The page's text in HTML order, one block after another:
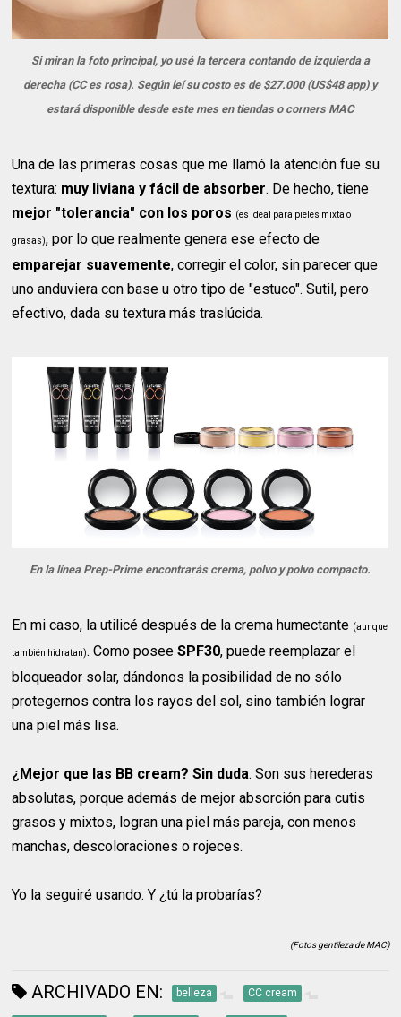
Si miran la foto principal, yo usé la tercera contando de izquierda a
derecha (CC es rosa). Según leí su costo es de $27.000 (US$48 app) y
estará disponible desde este mes en tiendas o corners MAC
Una de las primeras cosas que me llamó la atención fue su
textura: muy liviana y fácil de absorber. De hecho, tiene
mejor "tolerancia" con los poros (es ideal para pieles mixta o
grasas), por lo que realmente genera ese efecto de
emparejar suavemente, corregir el color, sin parecer que
uno anduviera con base u otro tipo de "estuco". Sutil, pero
efectivo, dada su textura más traslúcida.
En la línea Prep-Prime encontrarás crema, polvo y polvo compacto.
En mi caso, la utilicé después de la crema humectante (aunque
también hidratan). Como poseeSPF30, puede reemplazar el
bloqueador solar, dándonos la posibilidad de no sólo
protegernos contra los rayos del sol, sino también lograr
una piel más lisa.
¿Mejor que las BB cream? Sin duda. Son sus herederas
absolutas, porque además de mejor absorción para cutis
grasos y mixtos, logran una piel más pareja, con menos
manchas, descoloraciones o rojeces.
Yo la seguiré usando. Y ¿tú la probarías?
(Fotos gentileza de MAC)
ARCHIVADO EN: belleza CC cream